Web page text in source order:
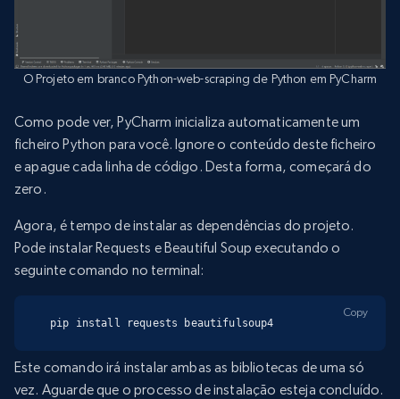
O Projeto em branco Python-web-scraping de Python em PyCharm
Como pode ver, PyCharm inicializa automaticamente um
ficheiro Python para você. Ignore o conteúdo deste ficheiro
e apague cada linha de código. Desta forma, começará do
zero.
Agora, é tempo de instalar as dependências do projeto.
Pode instalar Requests e Beautiful Soup executando o
seguinte comando no terminal:
pip install requests beautifulsoup4
Copy
Este comando irá instalar ambas as bibliotecas de uma só
vez. Aguarde que o processo de instalação esteja concluído.